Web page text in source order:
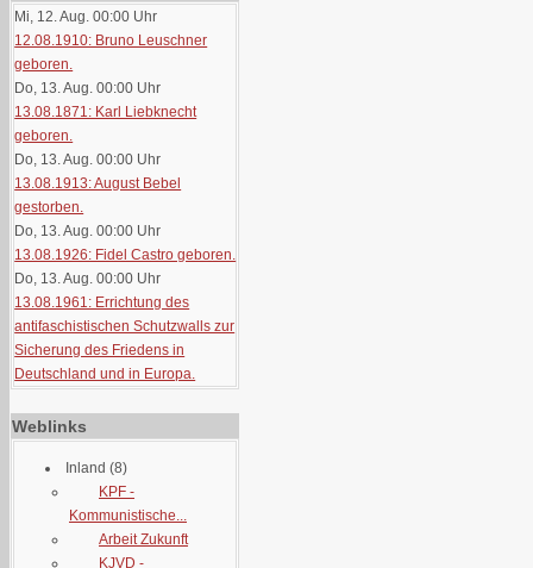
Mi, 12. Aug. 00:00 Uhr
12.08.1910: Bruno Leuschner
geboren.
Do, 13. Aug. 00:00 Uhr
13.08.1871: Karl Liebknecht
geboren.
Do, 13. Aug. 00:00 Uhr
13.08.1913: August Bebel
gestorben.
Do, 13. Aug. 00:00 Uhr
13.08.1926: Fidel Castro geboren.
Do, 13. Aug. 00:00 Uhr
13.08.1961: Errichtung des
antifaschistischen Schutzwalls zur
Sicherung des Friedens in
Deutschland und in Europa.
Weblinks
Inland (8)
KPF -
Kommunistische...
Arbeit Zukunft
KJVD -